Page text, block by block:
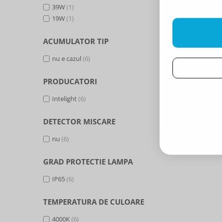
39W(1)
19W(1)
ACUMULATOR TIP
nu e cazul (6)
PRODUCATORI
Intelight(6)
DETECTOR MISCARE
nu (6)
GRAD PROTECTIE LAMPA
IP65(6)
TEMPERATURA DE CULOARE
4000K(6)
Corp